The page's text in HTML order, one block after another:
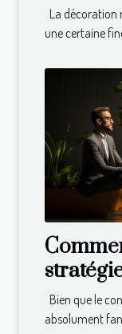
La décoration
une certaine
son
Bien que le
absolument